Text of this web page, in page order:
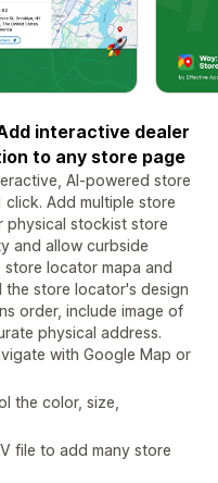
interactive dealer
to any store page
AI-powered store
Add multiple store
physical stockist store
and allow curbside
locator mapa and
store locator's design
order, include image of
physical address.
with Google Map or
the color, size,
file to add many store